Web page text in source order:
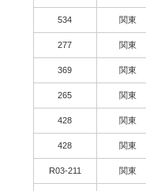
534 関東
277 関東
369 関東
265 関東
428 関東
428 関東
R03-211 関東